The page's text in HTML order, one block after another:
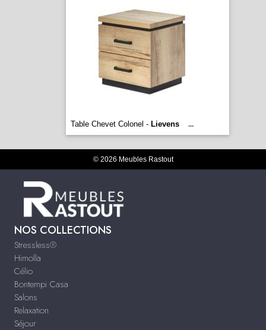
Table Chevet Colonel - Lievens ...
© 2026 Meubles Rastout
NOS COLLECTIONS
Stressless®
Himolla
Célio
Bontempi Casa
Salons
Relaxation
Séjour